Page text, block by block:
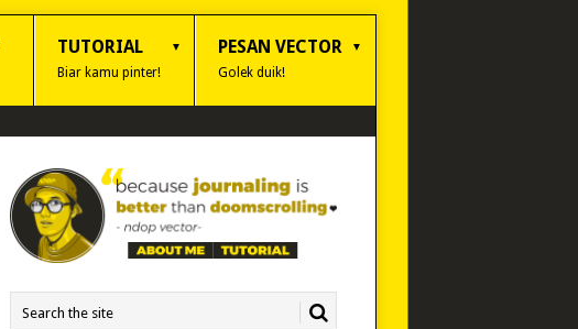
TUTORIAL
Biar kamu pinter!
PESAN VECTOR
Golek duik!